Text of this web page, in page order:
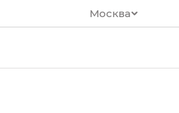
Москва